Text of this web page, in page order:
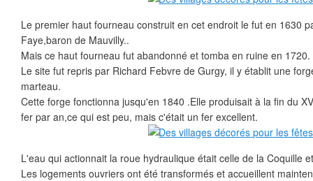
Le premier haut fourneau construit en cet endroit le fut en 1630
Faye,baron de Mauvilly..
Mais ce haut fourneau fut abandonné et tomba en ruine en 1720.
Le site fut repris par Richard Febvre de Gurgy, il y établit une
marteau.
Cette forge fonctionna jusqu'en 1840 .Elle produisait à la fin du
fer par an,ce qui est peu, mais c'était un fer excellent.
L'eau qui actionnait la roue hydraulique était celle de la Coquille
Les logements ouvriers ont été transformés et accueillent